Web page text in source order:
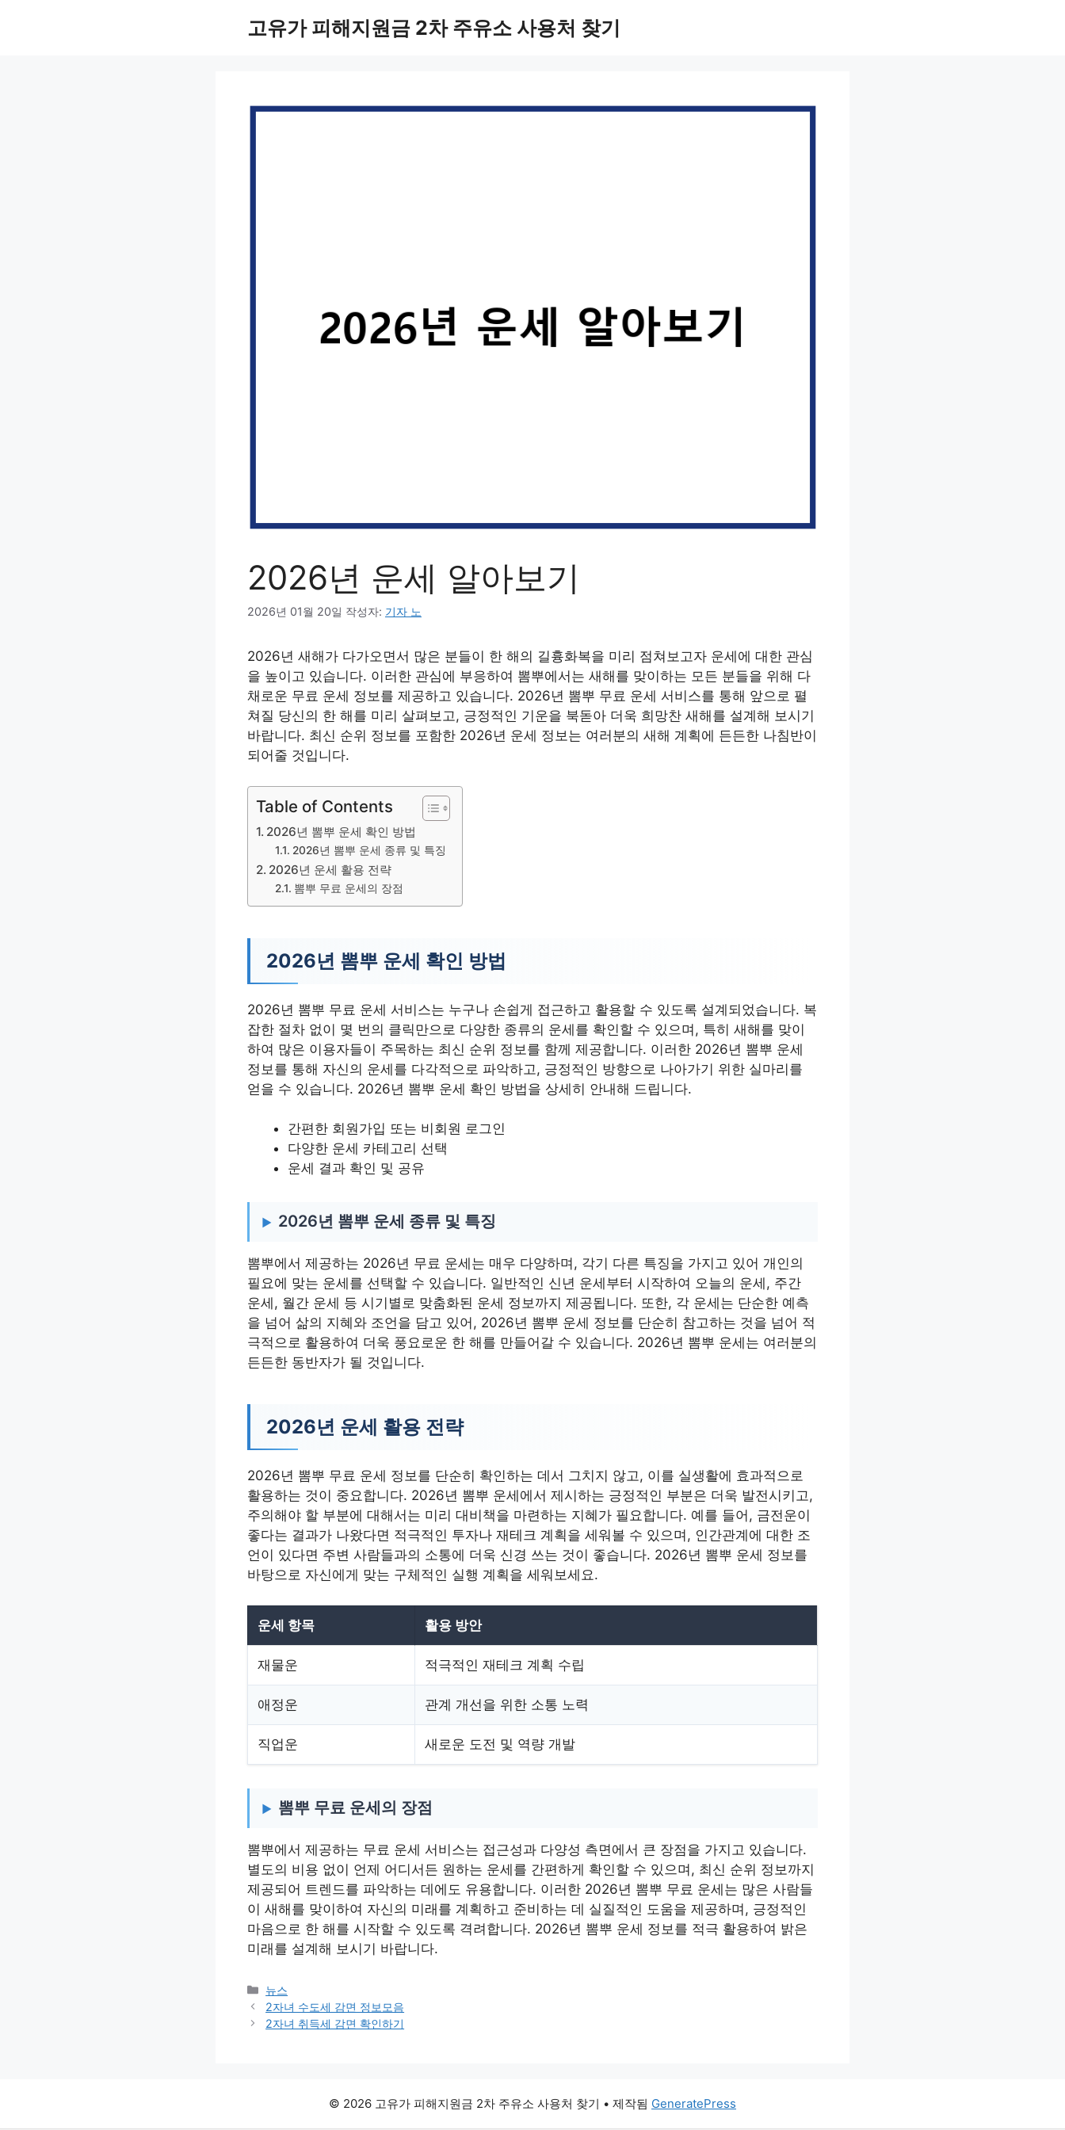
고유가 피해지원금 2차 주유소 사용처 찾기
2026년 운세 알아보기
2026년 01월 20일 작성자: 기자 노
2026년 새해가 다가오면서 많은 분들이 한 해의 길흉화복을 미리 점쳐보고자 운세에 대한 관심
을 높이고 있습니다. 이러한 관심에 부응하여 뽐뿌에서는 새해를 맞이하는 모든 분들을 위해 다
채로운 무료 운세 정보를 제공하고 있습니다. 2026년 뽐뿌 무료 운세 서비스를 통해 앞으로 펼
쳐질 당신의 한 해를 미리 살펴보고, 긍정적인 기운을 북돋아 더욱 희망찬 새해를 설계해 보시기
바랍니다. 최신 순위 정보를 포함한 2026년 운세 정보는 여러분의 새해 계획에 든든한 나침반이
되어줄 것입니다.
Table of Contents
2026년 뽐뿌 운세 확인 방법
2026년 뽐뿌 운세 종류 및 특징
2026년 운세 활용 전략
뽐뿌 무료 운세의 장점
2026년 뽐뿌 운세 확인 방법
2026년 뽐뿌 무료 운세 서비스는 누구나 손쉽게 접근하고 활용할 수 있도록 설계되었습니다. 복
잡한 절차 없이 몇 번의 클릭만으로 다양한 종류의 운세를 확인할 수 있으며, 특히 새해를 맞이
하여 많은 이용자들이 주목하는 최신 순위 정보를 함께 제공합니다. 이러한 2026년 뽐뿌 운세
정보를 통해 자신의 운세를 다각적으로 파악하고, 긍정적인 방향으로 나아가기 위한 실마리를
얻을 수 있습니다. 2026년 뽐뿌 운세 확인 방법을 상세히 안내해 드립니다.
간편한 회원가입 또는 비회원 로그인
다양한 운세 카테고리 선택
운세 결과 확인 및 공유
2026년 뽐뿌 운세 종류 및 특징
뽐뿌에서 제공하는 2026년 무료 운세는 매우 다양하며, 각기 다른 특징을 가지고 있어 개인의
필요에 맞는 운세를 선택할 수 있습니다. 일반적인 신년 운세부터 시작하여 오늘의 운세, 주간
운세, 월간 운세 등 시기별로 맞춤화된 운세 정보까지 제공됩니다. 또한, 각 운세는 단순한 예측
을 넘어 삶의 지혜와 조언을 담고 있어, 2026년 뽐뿌 운세 정보를 단순히 참고하는 것을 넘어 적
극적으로 활용하여 더욱 풍요로운 한 해를 만들어갈 수 있습니다. 2026년 뽐뿌 운세는 여러분의
든든한 동반자가 될 것입니다.
2026년 운세 활용 전략
2026년 뽐뿌 무료 운세 정보를 단순히 확인하는 데서 그치지 않고, 이를 실생활에 효과적으로
활용하는 것이 중요합니다. 2026년 뽐뿌 운세에서 제시하는 긍정적인 부분은 더욱 발전시키고,
주의해야 할 부분에 대해서는 미리 대비책을 마련하는 지혜가 필요합니다. 예를 들어, 금전운이
좋다는 결과가 나왔다면 적극적인 투자나 재테크 계획을 세워볼 수 있으며, 인간관계에 대한 조
언이 있다면 주변 사람들과의 소통에 더욱 신경 쓰는 것이 좋습니다. 2026년 뽐뿌 운세 정보를
바탕으로 자신에게 맞는 구체적인 실행 계획을 세워보세요.
운세 항목 활용 방안
재물운 적극적인 재테크 계획 수립
애정운 관계 개선을 위한 소통 노력
직업운 새로운 도전 및 역량 개발
뽐뿌 무료 운세의 장점
뽐뿌에서 제공하는 무료 운세 서비스는 접근성과 다양성 측면에서 큰 장점을 가지고 있습니다.
별도의 비용 없이 언제 어디서든 원하는 운세를 간편하게 확인할 수 있으며, 최신 순위 정보까지
제공되어 트렌드를 파악하는 데에도 유용합니다. 이러한 2026년 뽐뿌 무료 운세는 많은 사람들
이 새해를 맞이하여 자신의 미래를 계획하고 준비하는 데 실질적인 도움을 제공하며, 긍정적인
마음으로 한 해를 시작할 수 있도록 격려합니다. 2026년 뽐뿌 운세 정보를 적극 활용하여 밝은
미래를 설계해 보시기 바랍니다.
카
테
고
뉴스
2자녀 수도세 감면 정보모음
2자녀 취득세 감면 확인하기
© 2026 고유가 피해지원금 2차 주유소 사용처 찾기 • 제작됨 GeneratePress